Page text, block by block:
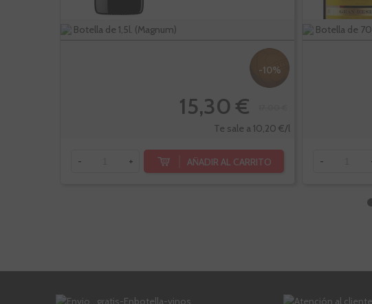
Botella de 1,5l. (Magnum)
-10%
15,30 €
Te sale a 10,20 €/l
- + AÑADIR AL CARRITO
Botella de
-